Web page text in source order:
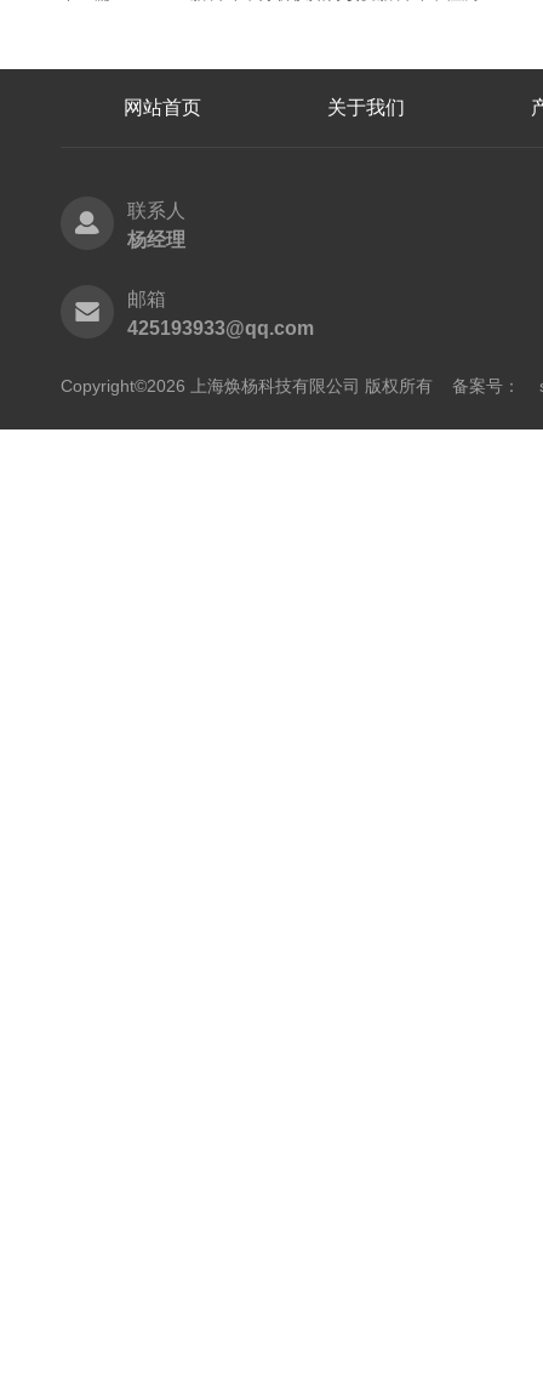
网站首页 关于我们
联系人
杨经理
邮箱
425193933@qq.com
Copyright©2026 上海焕杨科技有限公司 版权所有 备案号：